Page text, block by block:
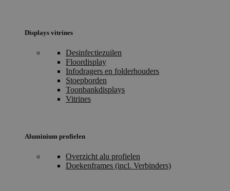
Displays vitrines
Desinfectiezuilen
Floordisplay
Infodragers en folderhouders
Stoepborden
Toonbankdisplays
Vitrines
Aluminium profielen
Overzicht alu profielen
Doekenframes (incl. Verbinders)